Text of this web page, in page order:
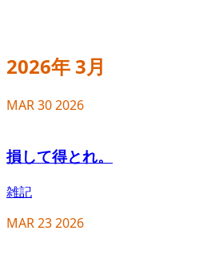
2026年 3月
MAR302026
損して得とれ。
雑記
MAR232026